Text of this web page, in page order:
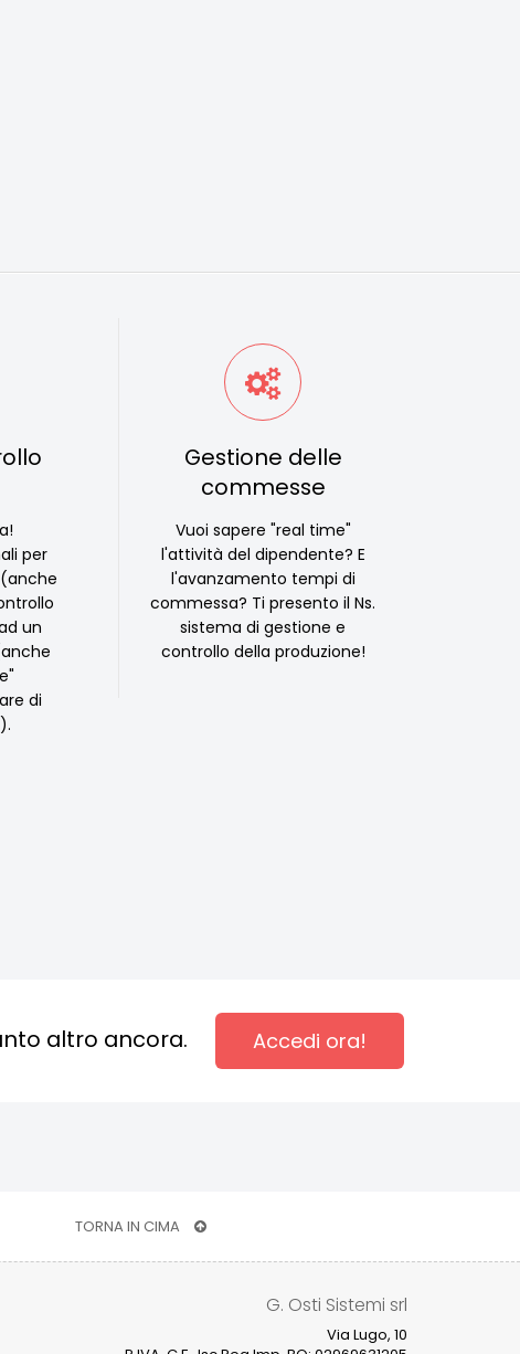
per
un
di
Gestione delle
commesse
Vuoi sapere "real time"
l'attività del dipendente? E
l'avanzamento tempi di
commessa? Ti presento il Ns.
sistema di gestione e
controllo della produzione!
altro ancora. Accedi ora!
TORNA IN CIMA
G. Osti Sistemi srl
Via Lugo, 10